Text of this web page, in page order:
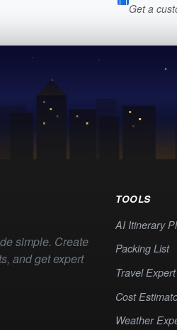
Get a
simple. Create
and get expert
TOOLS
AI Itinerary
Packing List
Travel Expert
Cost
Weather